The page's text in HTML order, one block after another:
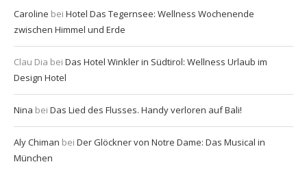
Caroline bei Hotel Das Tegernsee: Wellness Wochenende
zwischen Himmel und Erde
Clau Dia bei Das Hotel Winkler in Südtirol: Wellness Urlaub im
Design Hotel
Nina bei Das Lied des Flusses. Handy verloren auf Bali!
Aly Chiman bei Der Glöckner von Notre Dame: Das Musical in
München